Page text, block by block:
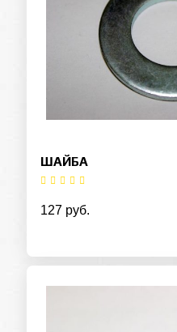
ШАЙБА
127 руб.